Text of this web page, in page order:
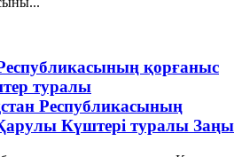
қорғаныс
туралы
Республикасының
Күштері туралы Заңы